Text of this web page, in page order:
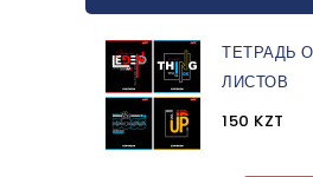
ТЕТРАДЬ
ЛИСТОВ
150 KZT